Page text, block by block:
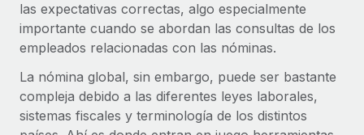
Gestiona las prestaciones de los empleados sin
complicaciones.
Más información
Pento se convierte en un empleador equitativo
con Remote
Gestionar las nóminas internamente es complicado. Tardas
semanas en hacerlo manualmente y, al mes...
las expectativas correctas, algo especialmente
importante cuando se abordan las consultas de los
empleados relacionadas con las nóminas.
La nómina global, sin embargo, puede ser bastante
compleja debido a las diferentes leyes laborales,
sistemas fiscales y terminología de los distintos